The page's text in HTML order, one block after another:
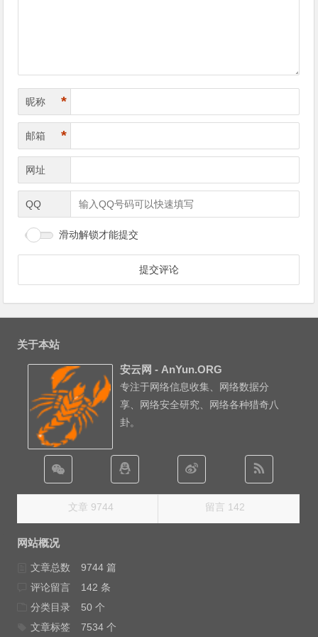
昵称 *
邮箱 *
网址
QQ
滑动解锁才能提交
关于本站
安云网 - AnYun.ORG
专注于网络信息收集、网络数据分
享、网络安全研究、网络各种猎奇八
卦。
文章 9744 留言 142
网站概况
文章总数
9744 篇
评论留言
142 条
分类目录
50 个
文章标签
7534 个